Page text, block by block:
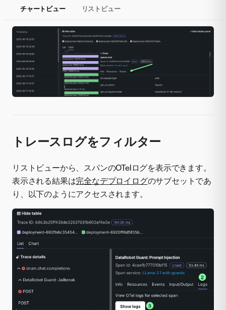
チャートビュー リストビュー
トレースログをフィルター
リストビューから、スパンのOTelログを表示できます。
表示される結果は完全なデプロイログのサブセットであ
り、以下のようにアクセスされます。